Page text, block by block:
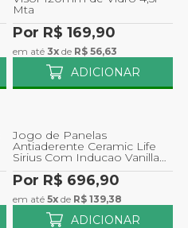
Mta
Por R$ 169,90
em até 3x de R$ 56,63
ADICIONAR
Jogo de Panelas
Antiaderente Ceramic Life
Sirius Com Inducao Vanilla
C/4 Pecas Brinox
Por R$ 696,90
em até 5x de R$ 139,38
ADICIONAR